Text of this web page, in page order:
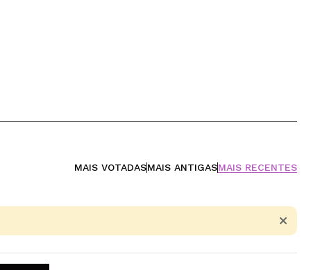
MAIS VOTADASMAIS ANTIGASMAIS RECENTES